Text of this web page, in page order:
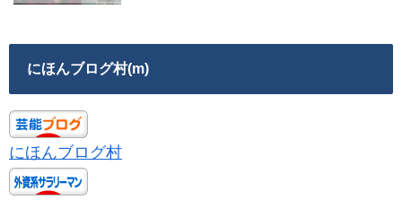
にほんブログ村(m)
にほんブログ村